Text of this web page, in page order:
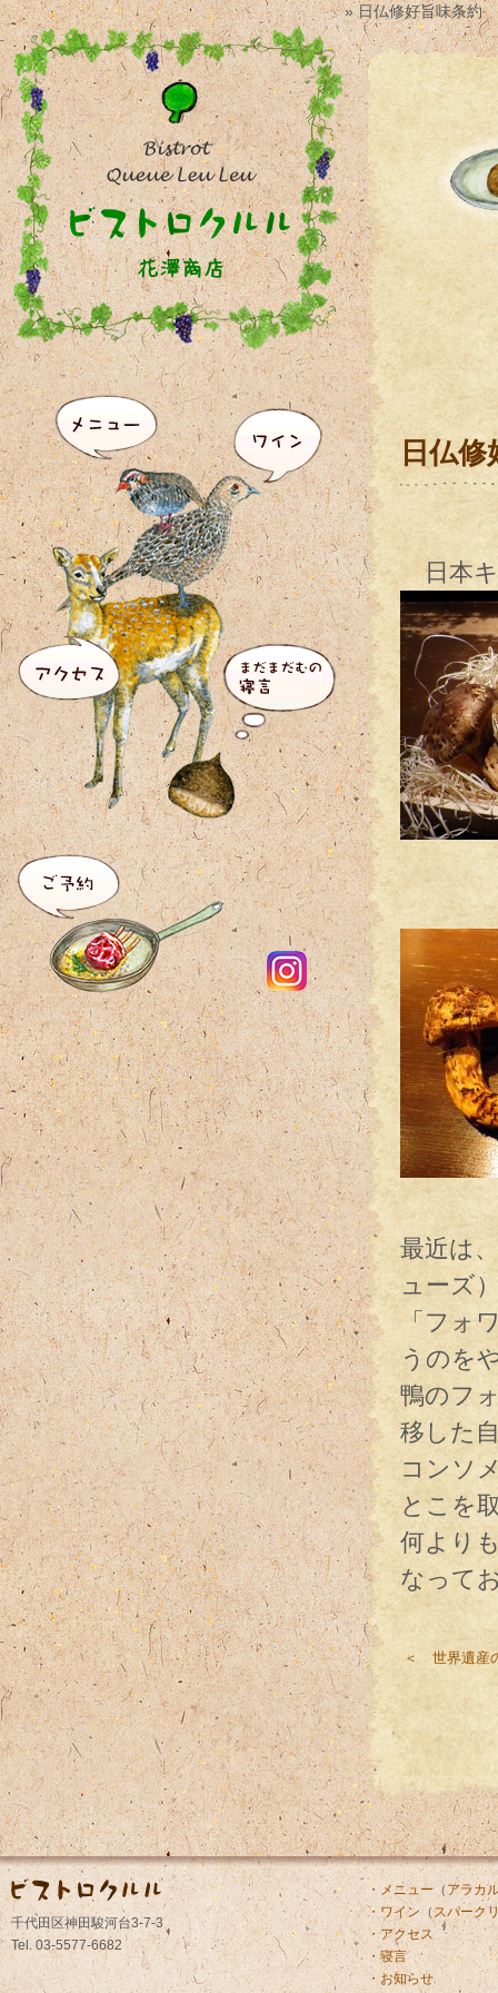
» 日仏修好旨味条約
日仏
日本キ
ふ
タン
魅
最近は
ューズ
「フォ
うのを
鴨のフ
移した
コンソ
とこを
何より
なって
＜ 世界遺産
千代田区神田駿河台3-7-3
Tel. 03-5577-6682
・メニュー（ アラカ
・ワイン （スパーク
・アクセス
・寝言
・お知らせ